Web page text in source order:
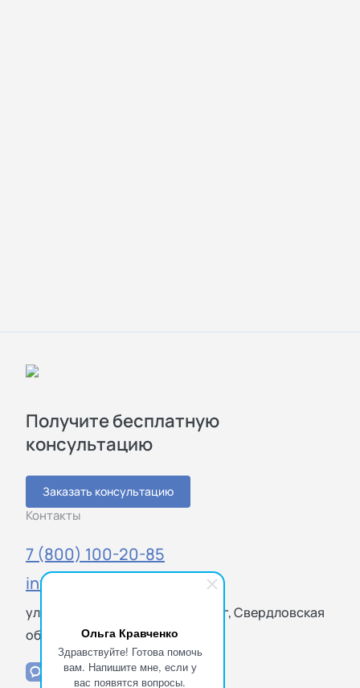
Ольга Кравченко
Здравствуйте! Готова помочь
вам. Напишите мне, если у
вас появятся вопросы.
Получите бесплатную
консультацию
Заказать консультацию
Контакты
7 (800) 100-20-85
info@sigmatest.ru
ул. Амундсена, 65, Екатеринбург, Свердловская
обл., 620146